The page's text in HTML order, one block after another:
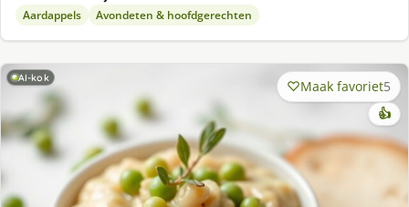
Aardappels Avondeten & hoofdgerechten
AI-kok Maak favoriet5
👍